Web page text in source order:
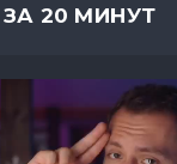
ЗА 20 МИНУТ